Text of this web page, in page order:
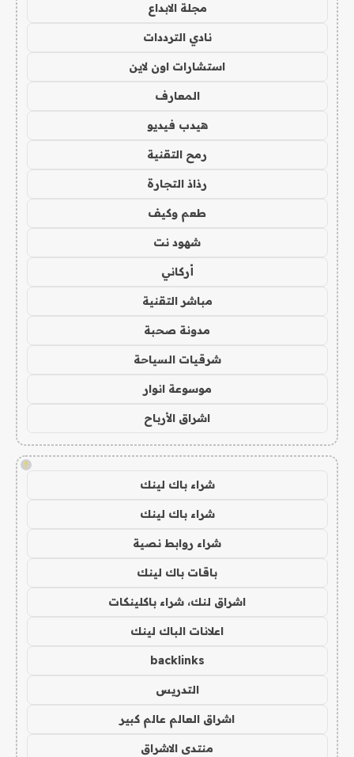
مجلة الابداع
نادي الترددات
استشارات اون لاين
المعارف
هيدب فيديو
رمح التقنية
رذاذ التجارة
طعم وكيف
شهود نت
أركاني
مباشر التقنية
مدونة صحبة
شرقيات السياحة
موسوعة انوار
اشراق الأرباح
!
شراء باك لينك
شراء باك لينك
شراء روابط نصية
باقات باك لينك
اشراق لنك، شراء باكلينكات
اعلانات الباك لينك
backlinks
التدريس
اشراق العالم عالم كبير
منتدى الاشراق